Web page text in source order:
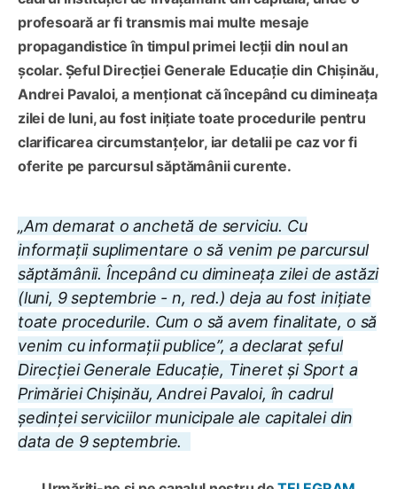
profesoară ar fi transmis mai multe mesaje
propagandistice în timpul primei lecții din noul an
școlar. Șeful Direcției Generale Educație din Chișinău,
Andrei Pavaloi, a menționat că începând cu dimineața
zilei de luni, au fost inițiate toate procedurile pentru
clarificarea circumstanțelor, iar detalii pe caz vor fi
oferite pe parcursul săptămânii curente.
„Am demarat o anchetă de serviciu. Cu
informații suplimentare o să venim pe parcursul
săptămânii. Începând cu dimineața zilei de astăzi
(luni, 9 septembrie - n, red.) deja au fost inițiate
toate procedurile. Cum o să avem finalitate, o să
venim cu informații publice”, a declarat șeful
Direcției Generale Educație, Tineret și Sport a
Primăriei Chișinău, Andrei Pavaloi, în cadrul
ședinței serviciilor municipale ale capitalei din
data de 9 septembrie.